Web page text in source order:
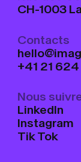
CH-1003
Contacts
+41 21
Nous
LinkedIn
Instagram
Tik Tok